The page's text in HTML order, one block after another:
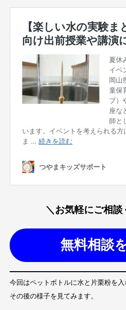
＼お気軽にご相談
無料相談
今回はペットボトルに水と片栗粉を入
その後の様子を見てみます。